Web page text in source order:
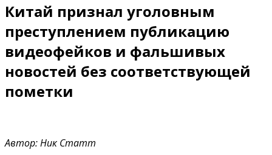
Китай признал уголовным
преступлением публикацию
видеофейков и фальшивых
новостей без соответствующей
пометки
Автор: Ник Статт